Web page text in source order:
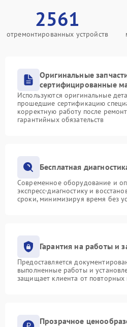
2561
отремонтированных устройств
Оригинальные
сертифицированные
Используются оригинальные
прошедшие сертификацию
корректную работу после
гарантийных обязательств
Бесплатная
Современное оборудование и
экспресс-диагностику и
сроки, минимизируя время без
Гарантия на работы и
Предоставляется
выполненные работы и
защищает клиента от повторных
Прозрачное